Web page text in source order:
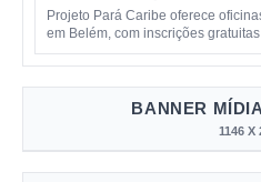
Projeto Pará Caribe oferece
em Belém, com inscrições
BANNER
1146 X